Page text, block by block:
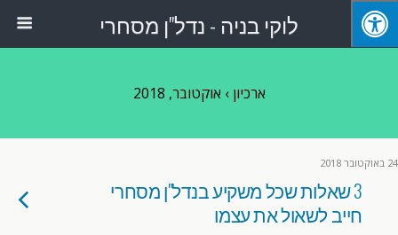
לוקי בניה - נדל"ן מסחרי
ארכיון › אוקטובר, 2018
24 באוקטובר 2018
3 שאלות שכל משקיע בנדל"ן מסחרי
חייב לשאול את עצמו